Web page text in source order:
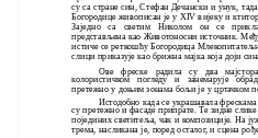
су са стране син, Стефан Дечански и унук,
Богородице живописан је у XIV вијеку и
Заједно са светим Николом он се
представљена као Животоносни источник.
истиче се реткошћу Богородица
слици приказује као брижна мајка која доји
Ове фреске радила су два
колористичком погледу и занемарује
претежно у доњим зонама бољи је у цртачком
Истодобно када се украшавала
су претежно и фасаде припрате. Те зидне
појединих светитеља, чак и композиције. На
трема, насликана је, поред осталог, и сцена